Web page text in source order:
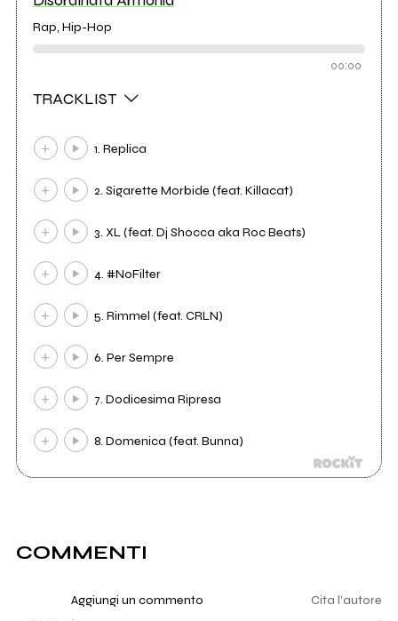
Rap, Hip-Hop
00:00
TRACKLIST
1. Replica
2. Sigarette Morbide (feat. Killacat)
3. XL (feat. Dj Shocca aka Roc Beats)
4. #NoFilter
5. Rimmel (feat. CRLN)
6. Per Sempre
7. Dodicesima Ripresa
8. Domenica (feat. Bunna)
COMMENTI
Aggiungi un commento Cita l'autore